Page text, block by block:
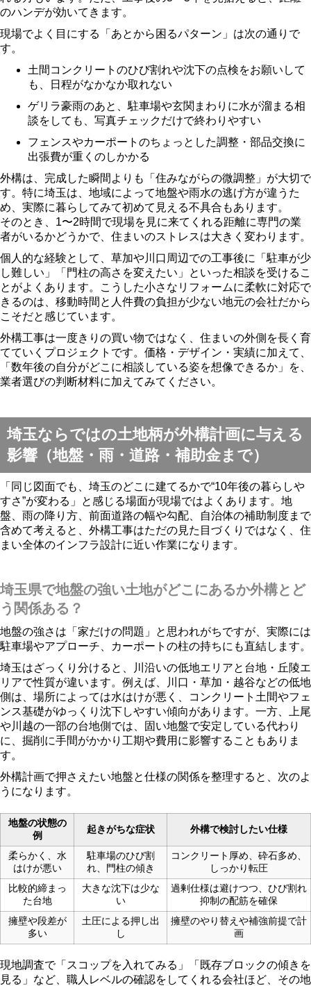
のハンデが効いてきます。
現場でよく目にする「あとから困るパターン」は次の通りで
す。
土間コンクリートのひび割れや沈下の点検をお願いして
も、日程がなかなか取れない
ゲリラ豪雨のあと、駐車場や玄関まわりに水が溜まる相
談をしても、写真チェックだけで終わりやすい
フェンスやカーポートのちょっとした調整・部品交換に
出張費が重くのしかかる
外構は、完成した瞬間よりも「住みながらの微調整」が大切で
す。特に埼玉は、地域によって地盤や雨水の逃げ方が違うた
め、実際に暮らしてみて初めて見える不具合もあります。
そのとき、1〜2時間で現場を見に来てくれる距離に専門の業
者がいるかどうかで、住まいのストレスは大きく変わります。
個人的な経験として、草加や川口周辺での工事後に「駐車が少
し難しい」「門柱の高さを変えたい」といった相談を受けるこ
とがよくあります。こうした小さなリフォームに柔軟に対応で
きるのは、移動時間と人件費の負担が少ない地元の会社だから
こそだと感じています。
外構工事は一度きりの買い物ではなく、住まいの外側を長く育
てていくプロジェクトです。価格・デザイン・実績に加えて、
「数年後の自分がどこに相談している姿を想像できるか」を、
業者選びの判断材料に加えてみてください。
埼玉ならではの土地柄が外構計画に与える
影響（地盤・雨・道路・補助金まで）
「同じ図面でも、埼玉のどこに建てるかで“10年後の暮らしや
すさ”が変わる」と感じる場面が現場ではよくあります。地
盤、雨の降り方、前面道路の幅や勾配、自治体の補助制度まで
含めて考えると、外構工事はただの見た目づくりではなく、住
まい全体のインフラ設計に近い作業になります。
埼玉県で地盤の強い土地がどこにあるか外構とど
う関係ある？
地盤の強さは「家だけの問題」と思われがちですが、実際には
駐車場やアプローチ、カーポートの柱の持ちにも直結します。
埼玉はざっくり分けると、川沿いの低地エリアと台地・丘陵エ
リアで性質が違います。例えば、川口・草加・越谷などの低地
側は、場所によっては水はけが悪く、コンクリート土間やフェ
ンス基礎がゆっくり沈下しやすい傾向があります。一方、上尾
や川越の一部の台地側では、固い地盤で安定している代わり
に、掘削に手間がかかり工期や費用に影響することもありま
す。
外構計画で押さえたい地盤と仕様の関係を整理すると、次のよ
うになります。
地盤の状態の
例
起きがちな症状 外構で検討したい仕様
柔らかく、水
はけが悪い
駐車場のひび割
れ、門柱の傾き
コンクリート厚め、砕石多め、
しっかり転圧
比較的締まっ
た台地
大きな沈下は少な
い
過剰仕様は避けつつ、ひび割れ
抑制の配筋を確保
擁壁や段差が
多い
土圧による押し出
し
擁壁のやり替えや補強前提で計
画
現地調査で「スコップを入れてみる」「既存ブロックの傾きを
見る」など、職人レベルの確認をしてくれる会社ほど、その地